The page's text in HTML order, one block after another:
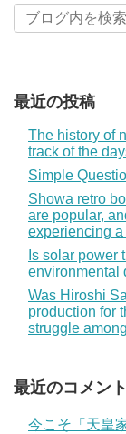
最近の投稿
The history of
track of the
Simple
Showa retro
are popular,
experiencing
Is solar power
environmental
Was Hiroshi
production for
struggle
最近のコメント
今こそ「天皇